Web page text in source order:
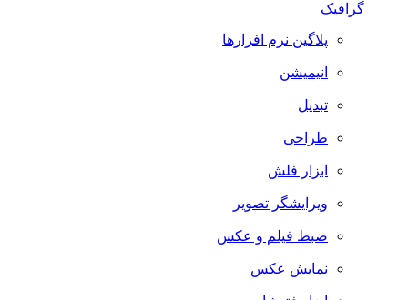
گرافیک
پلاگین نرم افزارها
انیمیشن
تبدیل
طراحی
ابزار فلش
ویرایشگر تصویر
ضبط فيلم و عكس
نمایش عکس